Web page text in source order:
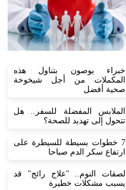
خبراء يوصون بتناول هذه
المكملات من أجل شيخوخة
صحية أفضل
الملابس المفضلة للسفر.. هل
تتحول إلى تهديد للصحة؟
7 خطوات بسيطة للسيطرة على
ارتفاع سكر الدم صباحا
لصقات النوم.. "علاج رائج" قد
يسبب مشكلات خطيرة